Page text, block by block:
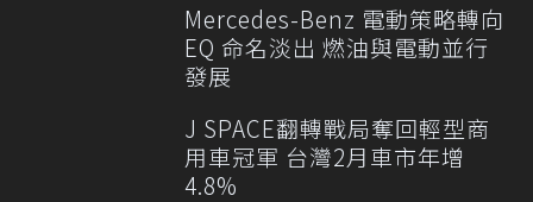
Mercedes-Benz 電動策略轉向
EQ 命名淡出 燃油與電動並行
發展
J SPACE翻轉戰局奪回輕型商
用車冠軍 台灣2月車市年增
4.8%